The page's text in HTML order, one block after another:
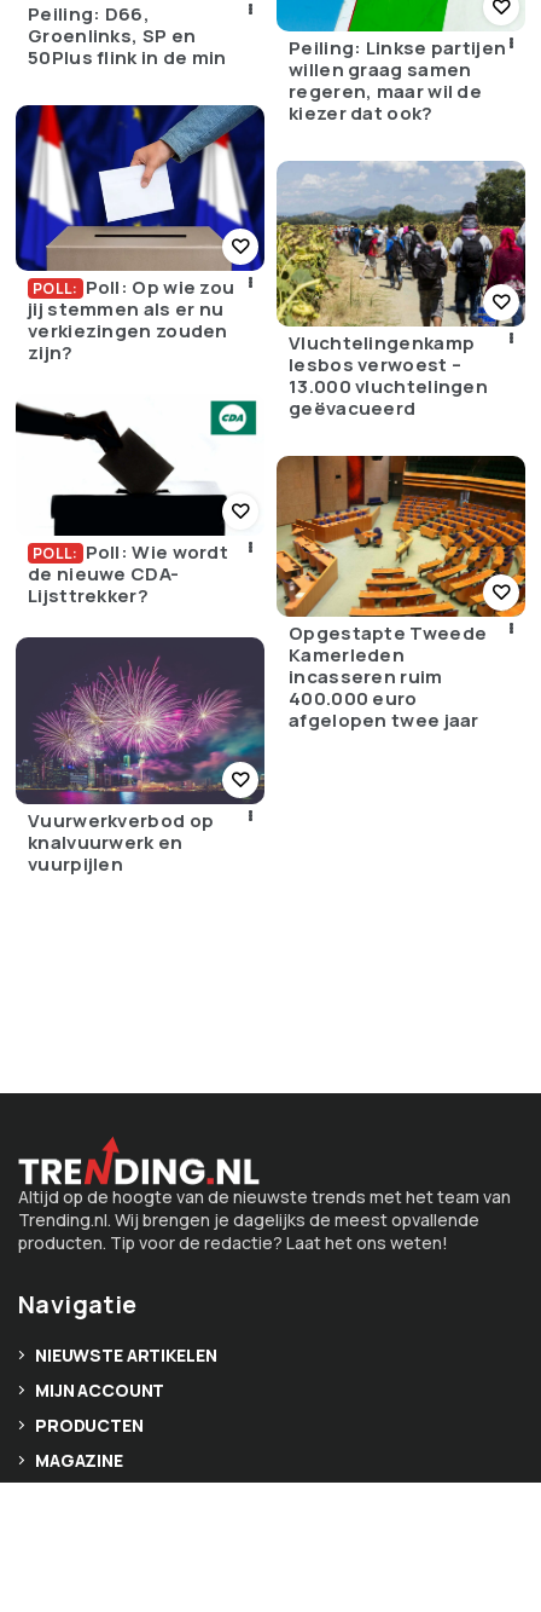
Peiling: Linkse partijen
willen graag samen
regeren, maar wil de
kiezer dat ook?
Peiling: D66,
Groenlinks, SP en
50Plus flink in de min
POLL: Poll: Op wie zou
jij stemmen als er nu
verkiezingen zouden
zijn?
Vluchtelingenkamp
lesbos verwoest –
13.000 vluchtelingen
geëvacueerd
POLL: Poll: Wie wordt
de nieuwe CDA-
Lijsttrekker?
Opgestapte Tweede
Kamerleden
incasseren ruim
400.000 euro
afgelopen twee jaar
Vuurwerkverbod op
knalvuurwerk en
vuurpijlen
Altijd op de hoogte van de nieuwste trends met het team van
Trending.nl. Wij brengen je dagelijks de meest opvallende
producten. Tip voor de redactie? Laat het ons weten!
Navigatie
NIEUWSTE ARTIKELEN
MIJN ACCOUNT
PRODUCTEN
MAGAZINE